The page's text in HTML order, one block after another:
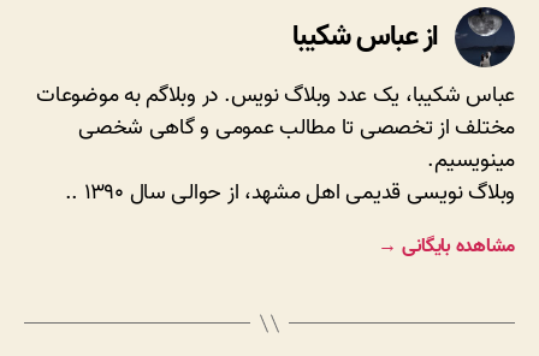
از عباس شکیبا
عباس شکیبا، یک عدد وبلاگ نویس. در وبلاگم به موضوعات
مختلف از تخصصی تا مطالب عمومی و گاهی شخصی
مینویسیم.
وبلاگ نویسی قدیمی اهل مشهد، از حوالی سال ۱۳۹۰ ..
مشاهده بایگانی →